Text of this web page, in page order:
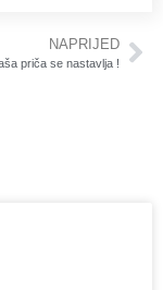
NAPRIJED
priča se nastavlja !